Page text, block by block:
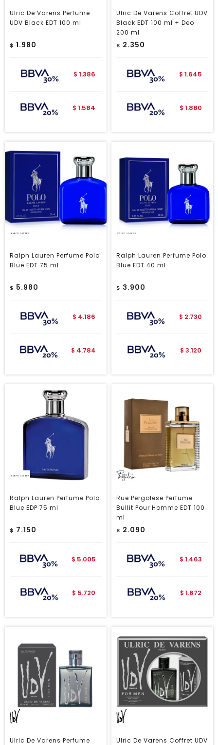
Ulric De Varens Perfume
UDV Black EDT 100 ml
$ 1.980
$ 1.386
$ 1.584
Ulric De Varens Coffret UDV
Black EDT 100 ml + Deo
200 ml
$ 2.350
$ 1.645
$ 1.880
Ralph Lauren Perfume Polo
Blue EDT 75 ml
$ 5.980
$ 4.186
$ 4.784
Ralph Lauren Perfume Polo
Blue EDT 40 ml
$ 3.900
$ 2.730
$ 3.120
Ralph Lauren Perfume Polo
Blue EDP 75 ml
$ 7.150
$ 5.005
$ 5.720
Rue Pergolese Perfume
Bullit Pour Homme EDT 100
ml
$ 2.090
$ 1.463
$ 1.672
Ulric De Varens Perfume
Ulric De Varens Coffret UDV